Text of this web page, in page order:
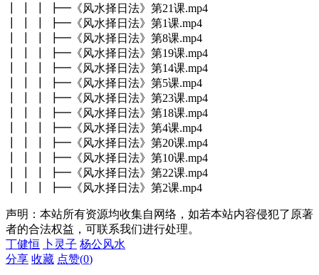
┃ ┃ ┃ ┣━《风水择日法》第21课.mp4
┃ ┃ ┃ ┣━《风水择日法》第1课.mp4
┃ ┃ ┃ ┣━《风水择日法》第8课.mp4
┃ ┃ ┃ ┣━《风水择日法》第19课.mp4
┃ ┃ ┃ ┣━《风水择日法》第14课.mp4
┃ ┃ ┃ ┣━《风水择日法》第5课.mp4
┃ ┃ ┃ ┣━《风水择日法》第23课.mp4
┃ ┃ ┃ ┣━《风水择日法》第18课.mp4
┃ ┃ ┃ ┣━《风水择日法》第4课.mp4
┃ ┃ ┃ ┣━《风水择日法》第20课.mp4
┃ ┃ ┃ ┣━《风水择日法》第10课.mp4
┃ ┃ ┃ ┣━《风水择日法》第22课.mp4
┃ ┃ ┃ ┣━《风水择日法》第2课.mp4
声明：本站所有资源均收集自网络，如若本站内容侵犯了原著
者的合法权益，可联系我们进行处理。
丁健恒
卜灵子 杨公风水
分享 收藏 点赞(0)